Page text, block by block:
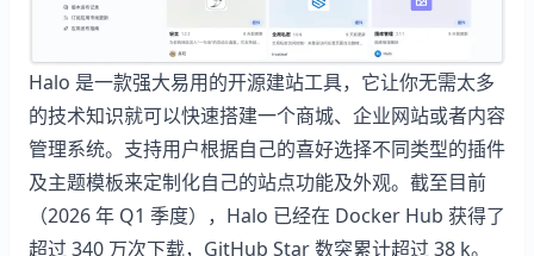
Halo 是一款强大易用的开源建站工具，它让你无需太多
的技术知识就可以快速搭建一个商城、企业网站或者内容
管理系统。支持用户根据自己的喜好选择不同类型的插件
及主题模板来定制化自己的站点功能及外观。截至目前
（2026 年 Q1 季度），Halo 已经在 Docker Hub 获得了
超过 340 万次下载，GitHub Star 数突累计超过 38 k。